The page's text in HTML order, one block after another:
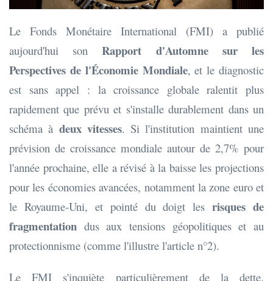
Le Fonds Monétaire International (FMI) a publié
aujourd'hui sonRapport d'Automne sur les
Perspectives de l'Économie Mondiale, et le diagnostic
est sans appel : la croissance globale ralentit plus
rapidement que prévu et s'installe durablement dans un
schéma à deux vitesses. Si l'institution maintient une
prévision de croissance mondiale autour de 2,7% pour
l'année prochaine, elle a révisé à la baisse les projections
pour les économies avancées, notamment la zone euro et
le Royaume-Uni, et pointé du doigt lesrisques de
fragmentation dus aux tensions géopolitiques et au
protectionnisme (comme l'illustre l'article n°2).
Le FMI s'inquiète particulièrement de la dette.